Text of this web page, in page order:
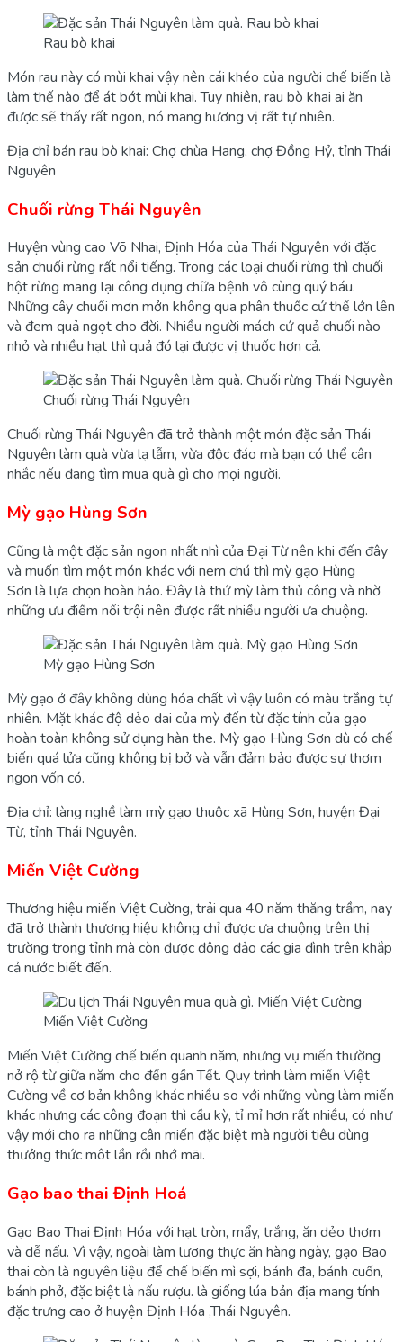
Rau bò khai
Món rau này có mùi khai vậy nên cái khéo của người chế biến là
làm thế nào để át bớt mùi khai. Tuy nhiên, rau bò khai ai ăn
được sẽ thấy rất ngon, nó mang hương vị rất tự nhiên.
Địa chỉ bán rau bò khai: Chợ chùa Hang, chợ Đồng Hỷ, tỉnh Thái
Nguyên
Chuối rừng Thái Nguyên
Huyện vùng cao Võ Nhai, Định Hóa của Thái Nguyên với đặc
sản chuối rừng rất nổi tiếng. Trong các loại chuối rừng thì chuối
hột rừng mang lại công dụng chữa bệnh vô cùng quý báu.
Những cây chuối mơn mởn không qua phân thuốc cứ thế lớn lên
và đem quả ngọt cho đời. Nhiều người mách cứ quả chuối nào
nhỏ và nhiều hạt thì quả đó lại được vị thuốc hơn cả.
Chuối rừng Thái Nguyên
Chuối rừng Thái Nguyên đã trở thành một món đặc sản Thái
Nguyên làm quà vừa lạ lẫm, vừa độc đáo mà bạn có thể cân
nhắc nếu đang tìm mua quà gì cho mọi người.
Mỳ gạo Hùng Sơn
Cũng là một đặc sản ngon nhất nhì của Đại Từ nên khi đến đây
và muốn tìm một món khác với nem chú thì mỳ gạo Hùng
Sơn là lựa chọn hoàn hảo. Đây là thứ mỳ làm thủ công và nhờ
những ưu điểm nổi trội nên được rất nhiều người ưa chuộng.
Mỳ gạo Hùng Sơn
Mỳ gạo ở đây không dùng hóa chất vì vậy luôn có màu trắng tự
nhiên. Mặt khác độ dẻo dai của mỳ đến từ đặc tính của gạo
hoàn toàn không sử dụng hàn the. Mỳ gạo Hùng Sơn dù có chế
biến quá lửa cũng không bị bở và vẫn đảm bảo được sự thơm
ngon vốn có.
Địa chỉ: làng nghề làm mỳ gạo thuộc xã Hùng Sơn, huyện Đại
Từ, tỉnh Thái Nguyên.
Miến Việt Cường
Thương hiệu miến Việt Cường, trải qua 40 năm thăng trầm, nay
đã trở thành thương hiệu không chỉ được ưa chuộng trên thị
trường trong tỉnh mà còn được đông đảo các gia đình trên khắp
cả nước biết đến.
Miến Việt Cường
Miến Việt Cường chế biến quanh năm, nhưng vụ miến thường
nở rộ từ giữa năm cho đến gần Tết. Quy trình làm miến Việt
Cường về cơ bản không khác nhiều so với những vùng làm miến
khác nhưng các công đoạn thì cầu kỳ, tỉ mỉ hơn rất nhiều, có như
vậy mới cho ra những cân miến đặc biệt mà người tiêu dùng
thưởng thức môt lần rồi nhớ mãi.
Gạo bao thai Định Hoá
Gạo Bao Thai Định Hóa với hạt tròn, mẩy, trắng, ăn dẻo thơm
và dễ nấu. Vì vậy, ngoài làm lương thực ăn hàng ngày, gạo Bao
thai còn là nguyên liệu để chế biến mì sợi, bánh đa, bánh cuốn,
bánh phở, đặc biệt là nấu rượu. là giống lúa bản địa mang tính
đặc trưng cao ở huyện Định Hóa ,Thái Nguyên.